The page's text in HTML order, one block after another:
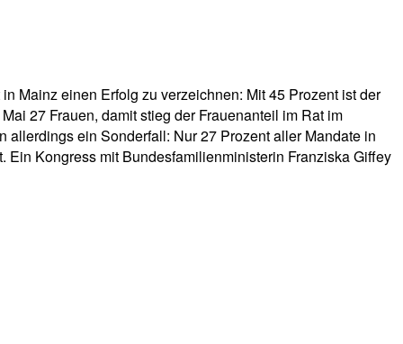
Mainz einen Erfolg zu verzeichnen: Mit 45 Prozent ist der
27 Frauen, damit stieg der Frauenanteil im Rat im
ein Sonderfall: Nur 27 Prozent aller Mandate in
Kongress mit Bundesfamilienministerin Franziska Giffey